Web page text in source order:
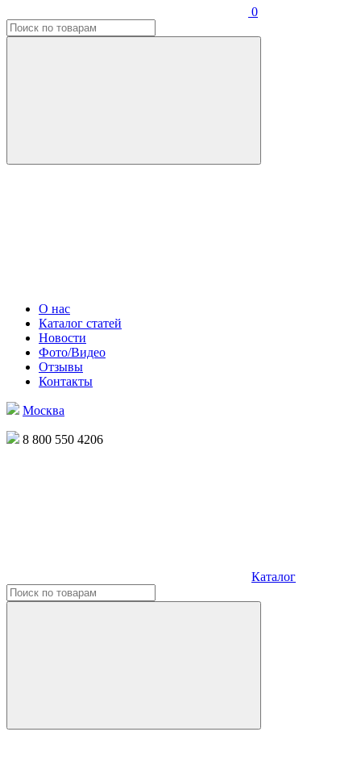
0
О нас
Каталог статей
Новости
Фото/Видео
Отзывы
Контакты
Москва
8 800 550 4206
Каталог